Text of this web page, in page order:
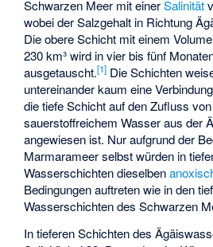
Schwarzen Meer mit einerSalinität
wobei der Salzgehalt in Richtung
Die obere Schicht mit einem
230 km³ wird in vier bis fünf
ausgetauscht.[1] Die Schichten
untereinander kaum eine
die tiefe Schicht auf den Zufluss von
sauerstoffreichem Wasser aus der
angewiesen ist. Nur aufgrund der
Marmarameer selbst würden in
Wasserschichten dieselben
Bedingungen auftreten wie in den
Wasserschichten des Schwarzen
In tieferen Schichten des